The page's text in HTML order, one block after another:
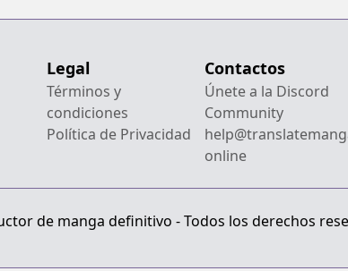
Legal
Términos y
condiciones
Política de Privacidad
Contactos
Únete a la Discord
Community
online
de manga definitivo - Todos los derechos